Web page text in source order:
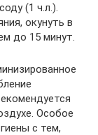
(1 ч.л.).
окунуть в
до 15 минут.
Особое
с тем,